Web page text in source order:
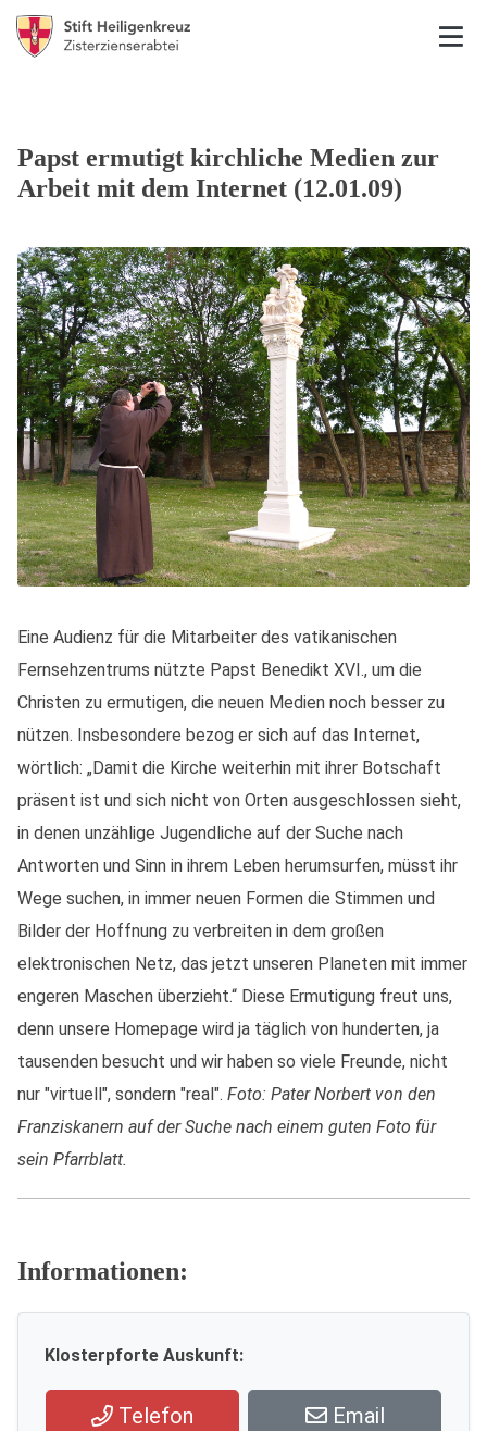
Papst ermutigt kirchliche Medien zur
Arbeit mit dem Internet (12.01.09)
Eine Audienz für die Mitarbeiter des vatikanischen
Fernsehzentrums nützte Papst Benedikt XVI., um die
Christen zu ermutigen, die neuen Medien noch besser zu
nützen. Insbesondere bezog er sich auf das Internet,
wörtlich: „Damit die Kirche weiterhin mit ihrer Botschaft
präsent ist und sich nicht von Orten ausgeschlossen sieht,
in denen unzählige Jugendliche auf der Suche nach
Antworten und Sinn in ihrem Leben herumsurfen, müsst ihr
Wege suchen, in immer neuen Formen die Stimmen und
Bilder der Hoffnung zu verbreiten in dem großen
elektronischen Netz, das jetzt unseren Planeten mit immer
engeren Maschen überzieht.“ Diese Ermutigung freut uns,
denn unsere Homepage wird ja täglich von hunderten, ja
tausenden besucht und wir haben so viele Freunde, nicht
nur "virtuell", sondern "real". Foto: Pater Norbert von den
Franziskanern auf der Suche nach einem guten Foto für
sein Pfarrblatt.
Informationen:
Klosterpforte Auskunft:
Telefon Email